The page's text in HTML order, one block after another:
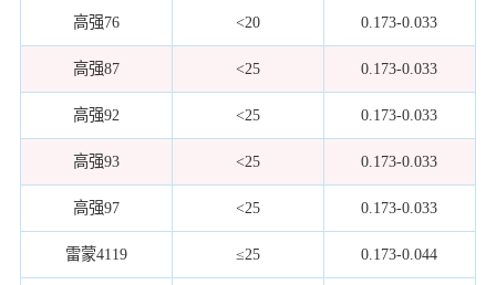
高强76 <20 0.173-0.033
高强87 <25 0.173-0.033
高强92 <25 0.173-0.033
高强93 <25 0.173-0.033
高强97 <25 0.173-0.033
雷蒙4119 ≤25 0.173-0.044